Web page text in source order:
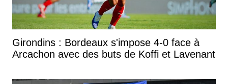
Girondins : Bordeaux s'impose 4-0 face à
Arcachon avec des buts de Koffi et Lavenant